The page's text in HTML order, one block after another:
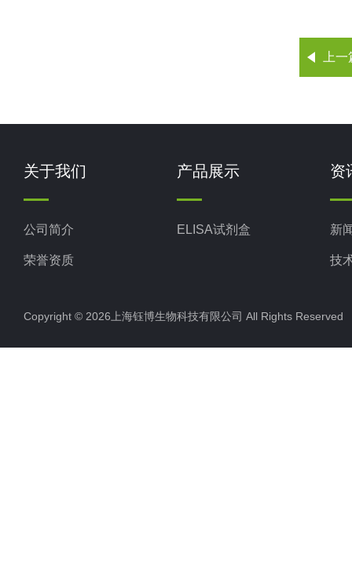
上
关于我们
公司简介
荣誉资质
产品展示
ELISA试剂盒
资
新
技
Copyright © 2026上海钰博生物科技有限公司 All Rights